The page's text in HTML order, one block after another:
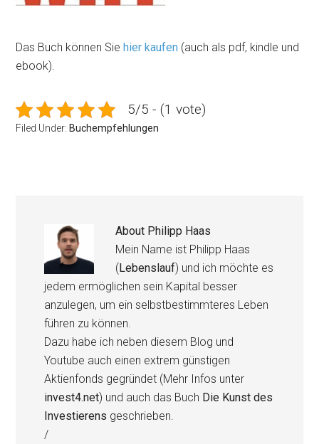
Das Buch können Sie hier kaufen (auch als pdf, kindle und
ebook).
5/5 - (1 vote)
Filed Under: Buchempfehlungen
About Philipp Haas
Mein Name ist Philipp Haas
( Lebenslauf) und ich möchte es
jedem ermöglichen sein Kapital besser
anzulegen, um ein selbstbestimmteres Leben
führen zu können.
Dazu habe ich neben diesem Blog und
Youtube auch einen extrem günstigen
Aktienfonds gegründet (Mehr Infos unter
invest4.net) und auch das Buch Die Kunst des
Investierens geschrieben.
/